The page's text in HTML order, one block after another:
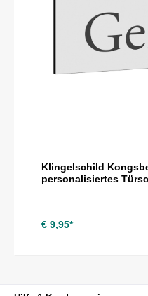
Klingelschild
personalisiertes
€ 9,95*